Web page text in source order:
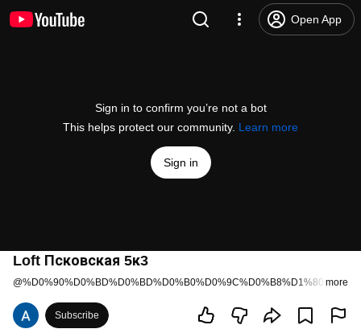
Open App
Sign in to confirm you’re not a bot
This helps protect our community. Learn more
Sign in
Loft Псковская 5к3
@ more
Subscribe